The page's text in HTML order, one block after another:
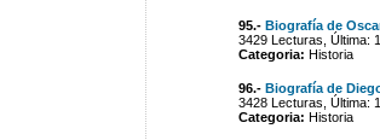
95.- Biografía de
3429 Lecturas, Última:
Categoria: Historia
96.- Biografía de
3428 Lecturas, Última:
Categoria: Historia